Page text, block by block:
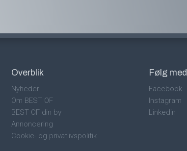
Overblik
Nyheder
Om BEST OF
BEST OF din by
Annoncering
Cookie- og privatlivspolitik
Følg med
Facebook
Instagram
Linkedin